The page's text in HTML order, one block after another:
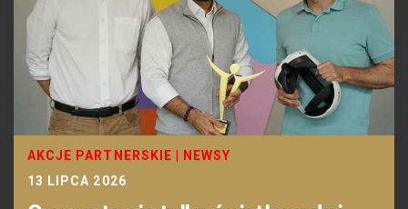
AKCJE PARTNERSKIE
NEWSY
13 LIPCA 2026